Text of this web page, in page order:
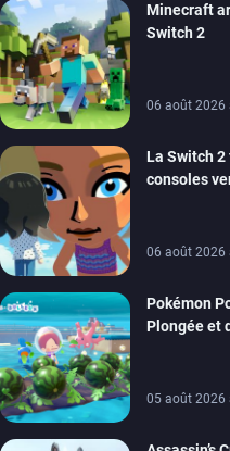
Minecraft
Switch 2
06 août 2026
La Switch
consoles
06 août 2026
Pokémon
Plongée et
05 août 2026